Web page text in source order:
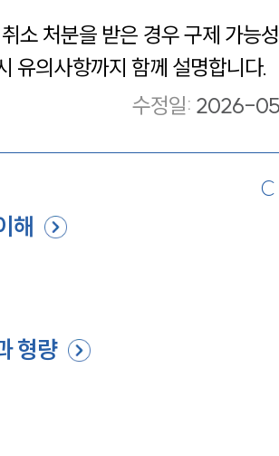
소 처분을 받은 경우 구제 가능
유의사항까지 함께 설명합니다.
수정일: 2026-
해
형량